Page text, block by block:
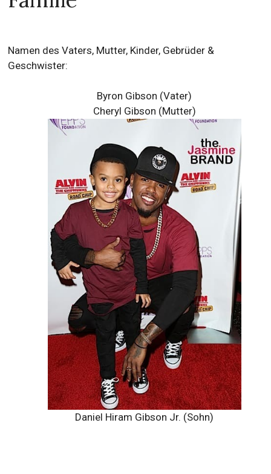
Namen des Vaters, Mutter, Kinder, Gebrüder &
Geschwister:
Byron Gibson (Vater)
Cheryl Gibson (Mutter)
Daniel Hiram Gibson Jr. (Sohn)